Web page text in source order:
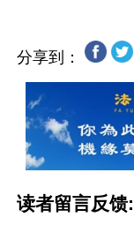
分享到：
读者留言反馈: